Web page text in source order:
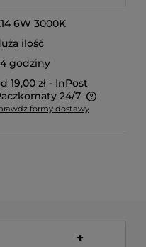
6W 3000K
ilość
godziny
19,00 zł - InPost
24/7
kosztów płatności
formy dostawy
+